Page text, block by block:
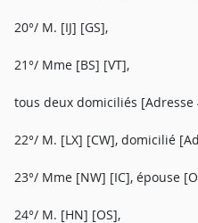
20°/ M. [IJ] [GS],
21°/ Mme [BS] [VT],
tous deux domiciliés [Adresse
22°/ M. [LX] [CW], domicilié
23°/ Mme [NW] [IC], épouse
24°/ M. [HN] [OS],